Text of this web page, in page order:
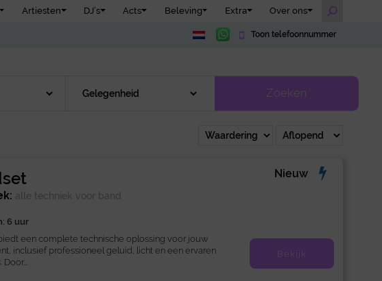
Artiesten DJ’s Acts Beleving Extra Over ons
Toon telefoonnummer
Zoeken
Nieuw
alle techniek voor band
6 uur
een complete technische oplossing voor jouw
inclusief professioneel geluid, licht en een ervaren
Bekijk